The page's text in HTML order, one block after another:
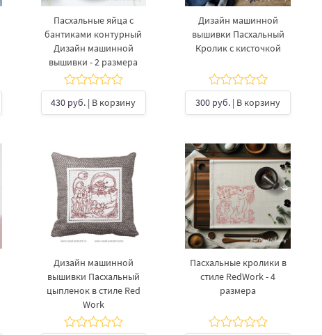
Пасхальные яйца с
бантиками контурный
Дизайн машинной
вышивки - 2 размера
430 руб. | В корзину
Дизайн машинной
вышивки Пасхальный
Кролик с кисточкой
300 руб. | В корзину
Дизайн машинной
вышивки Пасхальный
цыпленок в стиле Red
Work
Пасхальные кролики в
стиле RedWork - 4
размера